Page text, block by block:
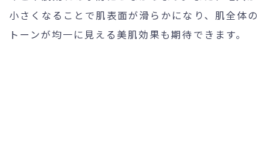
小さくなることで肌表面が滑らかになり、肌全体の
トーンが均一に見える美肌効果も期待できます。